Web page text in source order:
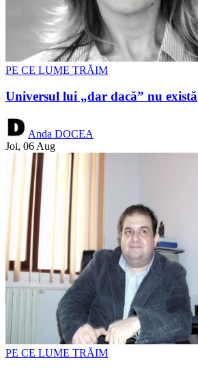
PE CE LUME TRĂIM
Universul lui „dar dacă” nu există
Anda DOCEA
Joi, 06 Aug
PE CE LUME TRĂIM